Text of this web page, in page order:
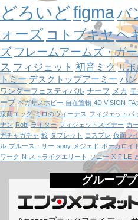
どろいどfigmaバ
ォーズ コトブキヤヘ
ズ フレームアームズ・ガ
ス フィジェット 初音ミク リボ
トミー デスクトップアーミー ハ
ワンダーフェスティバル ナーフ メカ
ーブ ペガサスホビー 自在置物 4D VISION FA
京商エッグ ミロのヴィーナス フィジェットパ
ナン Robi ライター フィジェットスピナー カ
ガチャガチャ 鮫 タブレット コスプレ 仮面ラ
ル ブルース・リー sony メジェド ボーカロイ
ワーク N-ストライクエリート ソニー X-FILE
グループ